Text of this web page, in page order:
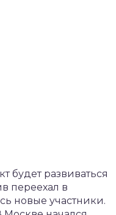
будет развиваться
переехал в
новые участники.